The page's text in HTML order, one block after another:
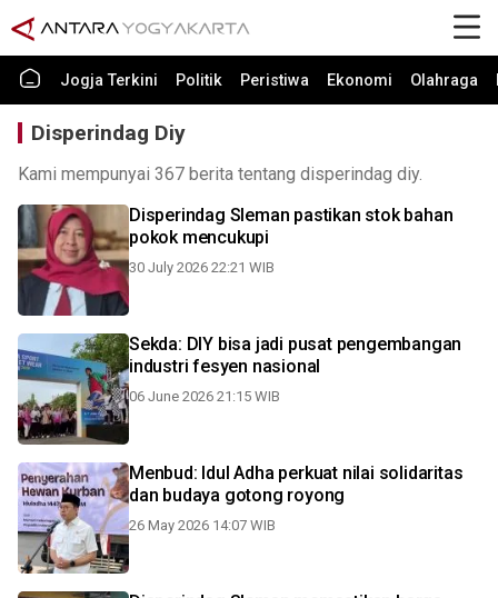
Jogja Terkini Politik Peristiwa Ekonomi Olahraga
Disperindag Diy
Kami mempunyai 367 berita tentang disperindag diy.
Disperindag Sleman pastikan stok bahan
pokok mencukupi
30 July 2026 22:21 WIB
Sekda: DIY bisa jadi pusat pengembangan
industri fesyen nasional
06 June 2026 21:15 WIB
Menbud: Idul Adha perkuat nilai solidaritas
dan budaya gotong royong
26 May 2026 14:07 WIB